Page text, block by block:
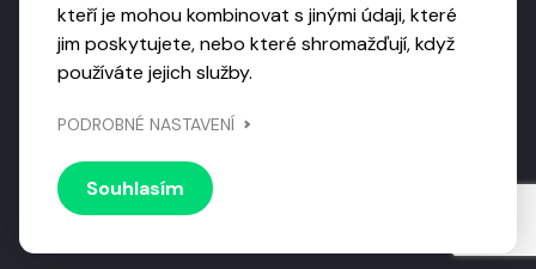
Toto dílo podléhá licenci CC BY-NC-ND
Uveďte původ, neužívejte komerčně, nezpracovávejte.
Národní knihovnou ČR
© 2026 Visiongame. Všechna práva vyhrazena.
ochrany soukromí
kteří je mohou kombinovat s jinými údaji, které
jim poskytujete, nebo které shromažďují, když
používáte jejich služby.
PODROBNÉ NASTAVENÍ
Souhlasím